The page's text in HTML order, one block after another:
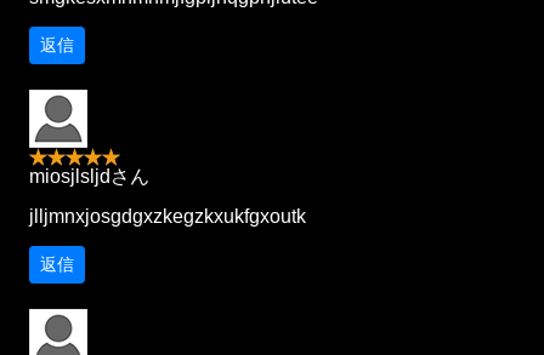
返信
miosjlsljdさん
jlljmnxjosgdgxzkegzkxukfgxoutk
返信